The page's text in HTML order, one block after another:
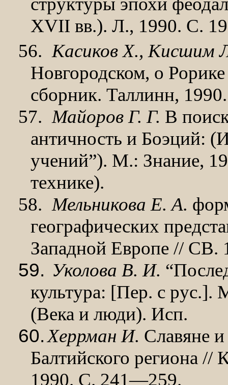
XVII вв.). Л., 1990. С.
56. Касиков Х., Кисшим
Новгородском, о
сборник. Таллинн,
57. Майоров Г. Г. В
античность и Боэций:
учений”). М.: Знание,
технике).
58. Мельникова Е. А.
географических
Западной Европе //
59. Уколова В. И.
культура: [Пер. с рус.].
(Века и люди). Исп.
60.Херрман И. Славяне
Балтийского региона //
1990. С. 241—259.